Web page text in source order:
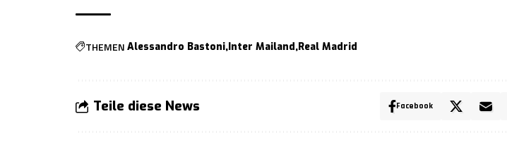
THEMEN Alessandro Bastoni Inter Mailand Real Madrid
Teile diese News Facebook